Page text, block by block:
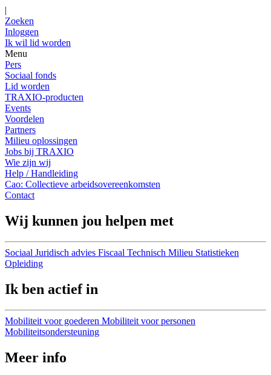
|
Zoeken
Inloggen
Ik wil lid worden
Menu
Pers
Sociaal fonds
Lid worden
TRAXIO-producten
Events
Voordelen
Partners
Milieu oplossingen
Jobs bij TRAXIO
Wie zijn wij
Help / Handleiding
Cao: Collectieve arbeidsovereenkomsten
Contact
Wij kunnen jou helpen met
Sociaal Juridisch advies Fiscaal Technisch Milieu Statistieken
Opleiding
Ik ben actief in
Mobiliteit voor goederen Mobiliteit voor personen
Mobiliteitsondersteuning
Meer info